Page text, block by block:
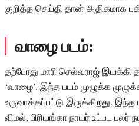
குறித்த செய்தி தான் அதிகமாக
வாழை படம்:
தற்போது மாரி செல்வராஜ் இயக்கி
‘வாழை’. இந்த படம் முழுக்க
உருவாக்கப்பட்டு இருக்கிறது.
விமல், பிரியங்கா நாயர் உட்பட பலர்